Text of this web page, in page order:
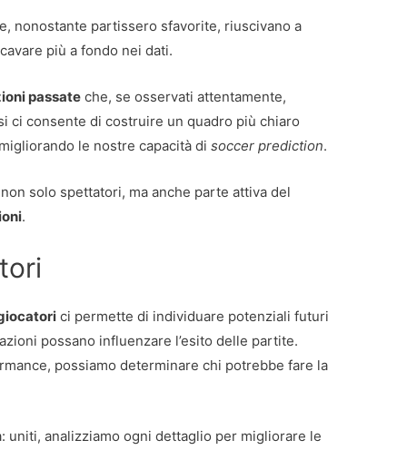
nonostante partissero sfavorite, riuscivano a
più a fondo nei dati.
passate che, se osservati attentamente,
ci consente di costruire un quadro più chiaro
le nostre capacità disoccer prediction.
solo spettatori, ma anche parte attiva del
.
ci permette di individuare potenziali futuri
possano influenzare l’esito delle partite.
possiamo determinare chi potrebbe fare la
uniti, analizziamo ogni dettaglio per migliorare le